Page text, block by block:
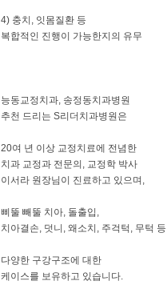
​​4) 충치, 잇몸질환 등
복합적인 진행이 가능한지의 유무
능동교정치과, 송정동치과병원
추천 드리는 S리더치과병원은
​20여 년 이상 교정치료에 전념한
치과 교정과 전문의, 교정학 박사
이서라 원장님이 진료하고 있으며,
​삐뚤 빼뚤 치아, 돌출입,
치아결손, 덧니, 왜소치, 주걱턱, 무턱 등
​다양한 구강구조에 대한
케이스를 보유하고 있습니다.